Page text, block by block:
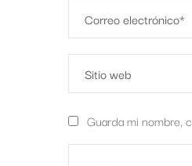
Guarda mi nombre,